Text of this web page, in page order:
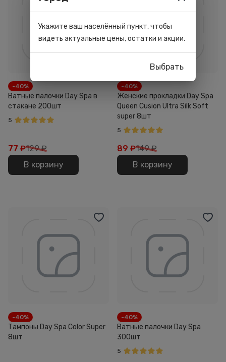
-40%
Ватные палочки Day Spa в
стакане 200шт
5
77 ₽129 ₽
В корзину
-40%
Женские прокладки Day Spa
Queen Cusion Ultra Silk Soft
super 8шт
5
89 ₽149 ₽
В корзину
-40%
Тампоны Day Spa Color Super
8шт
-40%
Ватные палочки Day Spa
300шт
5
Укажите ваш населённый пункт, чтобы
видеть актуальные цены, остатки и акции.
Выбрать